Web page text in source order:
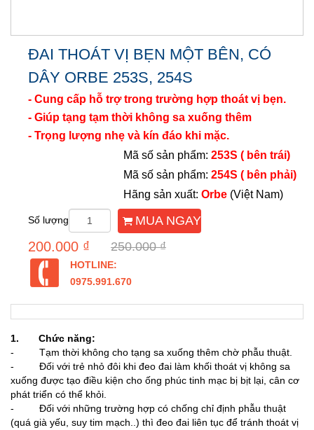
ĐAI THOÁT VỊ BẸN MỘT BÊN, CÓ
DÂY ORBE 253S, 254S
- Cung cấp hỗ trợ trong trường hợp thoát vị bẹn.
- Giúp tạng tạm thời không sa xuống thêm
- Trọng lượng nhẹ và kín đáo khi mặc.
Mã số sản phẩm: 253S ( bên trái)
Mã số sản phẩm: 254S ( bên phải)
Hãng sản xuất: Orbe (Việt Nam)
Số lượng MUA NGAY
200.000 ₫ 250.000 ₫
HOTLINE:
0975.991.670
1. Chức năng:
- Tạm thời không cho tạng sa xuống thêm chờ phẫu thuật.
- Đối với trẻ nhỏ đôi khi đeo đai làm khối thoát vị không sa
xuống được tạo điều kiện cho ống phúc tinh mạc bị bịt lại, cân cơ
phát triển có thể khỏi.
- Đối với những trường hợp có chống chỉ định phẫu thuật
(quá già yếu, suy tim mạch..) thì đeo đai liên tục để tránh thoát vị